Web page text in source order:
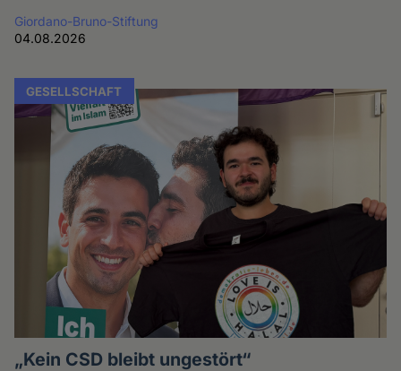
Giordano-Bruno-Stiftung
04.08.2026
GESELLSCHAFT
„Kein CSD bleibt ungestört“